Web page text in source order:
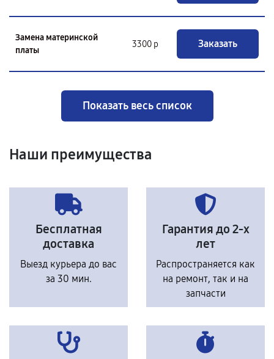
Замена материнской
платы
3300 р Заказать
Показать весь список
Наши преимущества
Бесплатная
доставка
Выезд курьера до вас
за 30 мин.
Гарантия до 2-х
лет
Распространяется как
на ремонт, так и на
запчасти